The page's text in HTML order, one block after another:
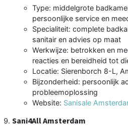
Type: middelgrote
persoonlijke service en
Specialiteit: complete
sanitair en advies op maat
Werkwijze: betrokken en
reacties en bereidheid tot
Locatie: Sierenborch 8-L,
Bijzonderheid: persoonlijk
probleemoplossing
Website: Sanisale
Sani4All Amsterdam